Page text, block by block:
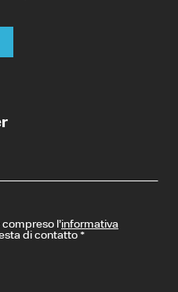
l’informativa
di contatto *